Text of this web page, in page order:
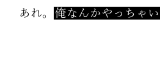
あれ。 俺なんかやっちゃい